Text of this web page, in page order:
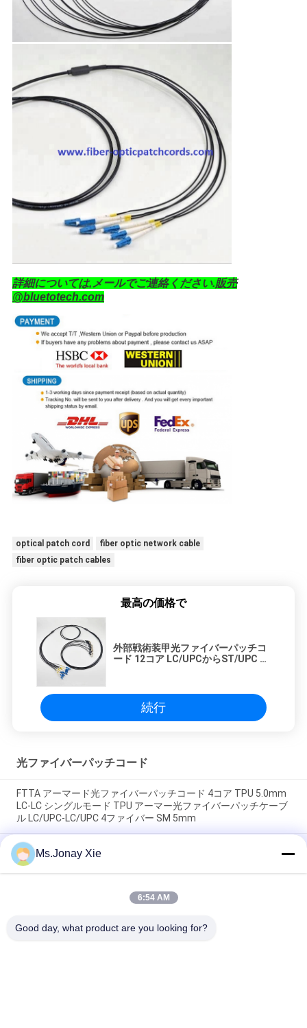
PRIVACY
詳細については,メールでご連絡ください.販売
@bluetotech.com
optical patch cord
fiber optic network cable
fiber optic patch cables
最高の価格で
外部戦術装甲光ファイバーパッチコ
ード 12コア LC/UPCからST/UPC シ
続行
光ファイバーパッチコード
FTTA アーマード光ファイバーパッチコード 4コア TPU 5.0mm
LC-LC シングルモード TPU アーマー光ファイバーパッチケーブ
ル LC/UPC-LC/UPC 4ファイバー SM 5mm
外部8コア装甲光ファイバーパッチコードLCからLC6.0mm 単一
モデル プラスチックドラム 8ファイバー光ファイバージャンパ
ーLC/UPC-LC/UPC プラスチックケーブルロール
MPO - LC uniboot 8芯 OM3光ファイバーパッチコード MTP - LC
Ms.Jonay Xie
6:54 AM
Good day, what product are you looking for?